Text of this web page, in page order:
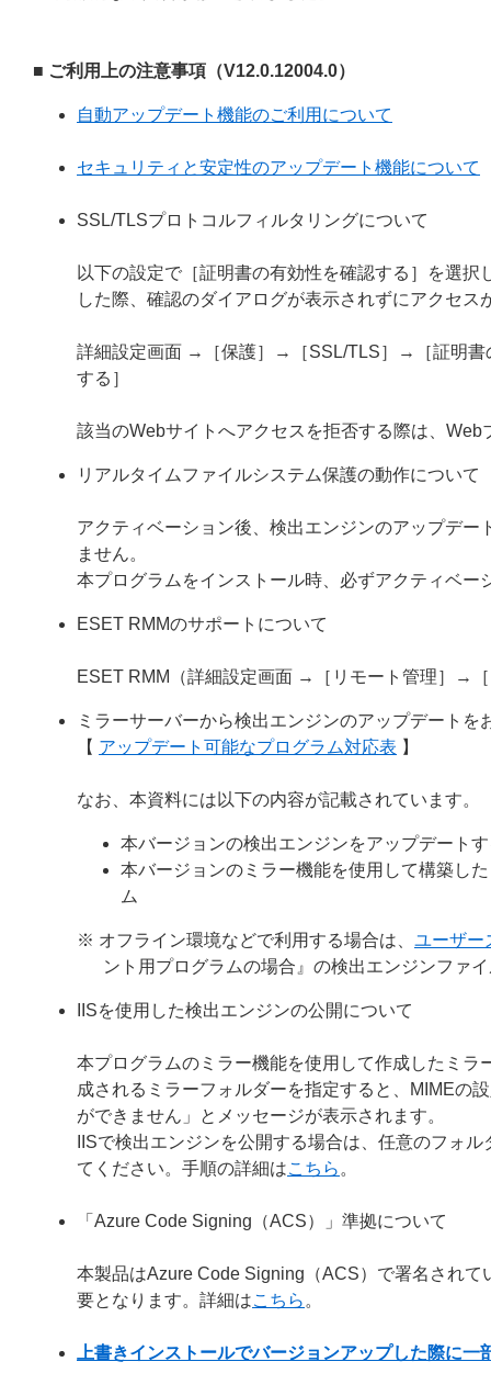
■ ご利用上の注意事項（V12.0.12004.0）
自動アップデート機能のご利用について
セキュリティと安定性のアップデート機能について
SSL/TLSプロトコルフィルタリングについて
以下の設定で［証明書の有効性を確認する］を選
した際、確認のダイアログが表示されずにアクセス
詳細設定画面 →［保護］→［SSL/TLS］→［証明書
する］
該当のWebサイトへアクセスを拒否する際は、
リアルタイムファイルシステム保護の動作について
アクティベーション後、検出エンジンのアップデ
ません。
本プログラムをインストール時、必ずアクティベ
ESET RMMのサポートについて
ESET RMM（詳細設定画面 →［リモート管理］→
ミラーサーバーから検出エンジンのアップデート
【 アップデート可能なプログラム対応表 】
なお、本資料には以下の内容が記載されています。
本バージョンの検出エンジンをアップデート
本バージョンのミラー機能を使用して構築し
ム
※ オフライン環境などで利用する場合は、 ユーザー
ント用プログラムの場合』の検出エンジンファ
IISを使用した検出エンジンの公開について
本プログラムのミラー機能を使用して作成したミ
成されるミラーフォルダーを指定すると、MIMEの
ができません」とメッセージが表示されます。
IISで検出エンジンを公開する場合は、任意のフォ
てください。手順の詳細はこちら 。
「Azure Code Signing（ACS）」準拠について
本製品はAzure Code Signing（ACS）で署名され
要となります。詳細はこちら 。
上書きインストールでバージョンアップした際に一